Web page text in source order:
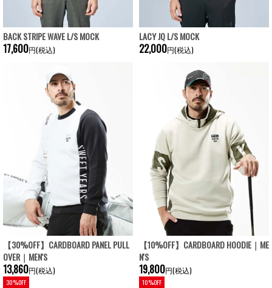
BACK STRIPE WAVE L/S MOCK
17,600円(税込)
LACY JQ L/S MOCK
22,000円(税込)
【30%OFF】CARDBOARD PANEL PULL
OVER｜MEN'S
13,860円(税込)
30%OFF
【10%OFF】CARDBOARD HOODIE｜ME
N'S
19,800円(税込)
10%OFF